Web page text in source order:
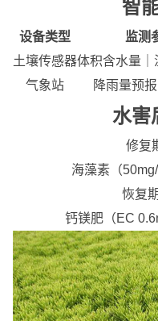
智
设备类型 监测
土壤传感器体积含水量｜
气象站
降雨量预
水害
修复
海藻素（
恢复
钙镁肥（EC